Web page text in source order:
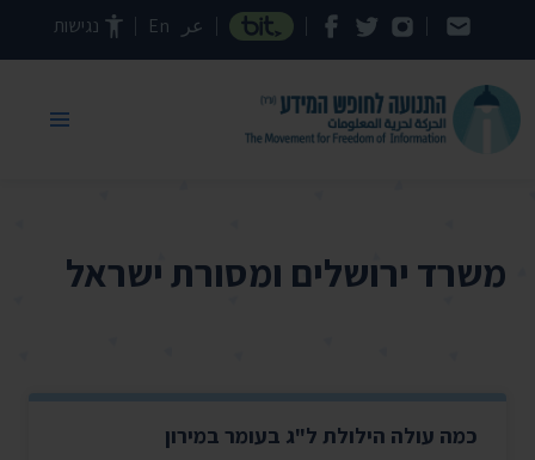
דילוג לתוכן העמוד عر En נגישות
משרד ירושלים ומסורת ישראל
כמה עולה הילולת ל"ג בעומר במירון